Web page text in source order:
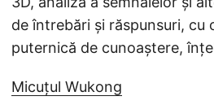
de întrebări și răspunsuri, cu
puternică de cunoaștere,
Micuțul Wukong